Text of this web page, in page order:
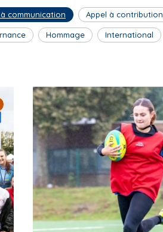
communication Appel à contribution
Hommage International